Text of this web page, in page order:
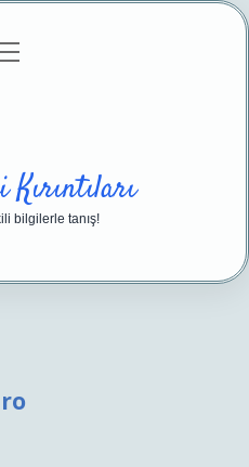
bilgilerle tanış!